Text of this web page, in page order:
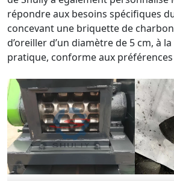
répondre aux besoins spécifiques
concevant une briquette de
d’oreiller d’un diamètre de 5 cm, à
pratique, conforme aux